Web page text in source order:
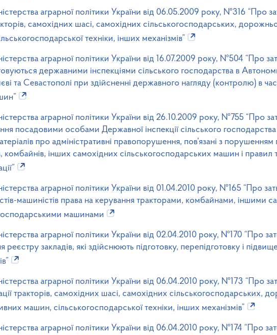
аграрної політики України від 06.05.2009 року, №316 “Про
самохідних шасі, самохідних сільськогосподарських,
техніки, інших механізмів”
аграрної політики України від 16.07.2009 року, №504 “Про
державними інспекціями сільського господарства в
та Севастополі при здійсненні державного нагляду (контролю) в
аграрної політики України від 26.10.2009 року, №755 “Про
посадовими особами Державної інспекції сільського господарства
про адміністративні правопорушення, пов’язані з порушенням
комбайнів, інших самохідних сільськогосподарських машин і правил
аграрної політики України від 01.04.2010 року, №165 “Про
машиністів права на керування тракторами, комбайнами, іншими
машинами
аграрної політики України від 02.04.2010 року, №170 “Про
реєстру закладів, які здійснюють підготовку, перепідготовку і
аграрної політики України від 06.04.2010 року, №173 “Про
тракторів, самохідних шасі, самохідних сільськогосподарських,
машин, сільськогосподарської техніки, інших механізмів”
аграрної політики України від 06.04.2010 року, №174 “Про